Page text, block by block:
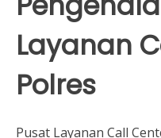
Layanan
Polres
Pusat Layanan Call